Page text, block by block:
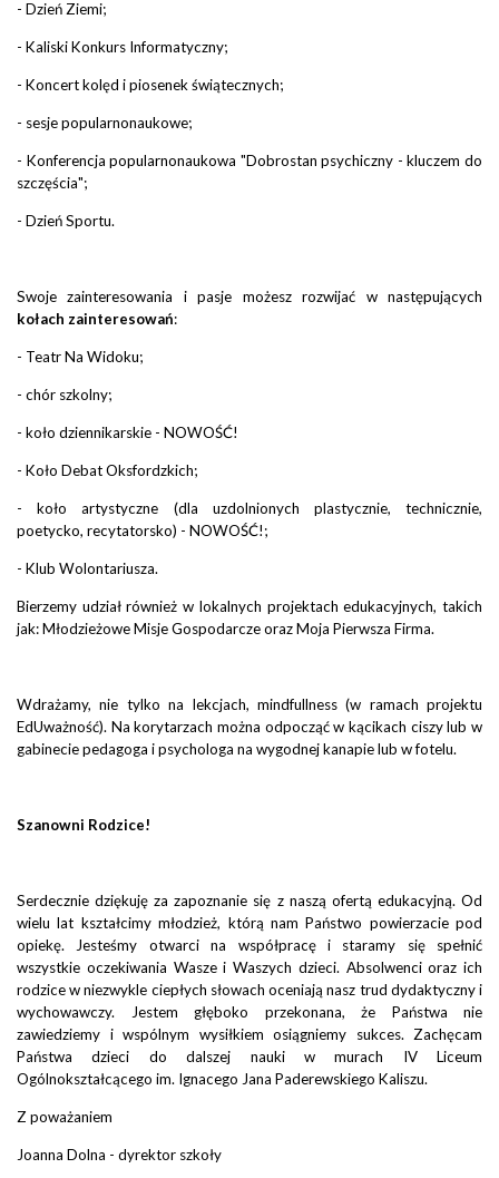
- Dzień Ziemi;
- Kaliski Konkurs Informatyczny;
- Koncert kolęd i piosenek świątecznych;
- sesje popularnonaukowe;
- Konferencja popularnonaukowa "Dobrostan psychiczny - kluczem do
szczęścia";
- Dzień Sportu.
Swoje zainteresowania i pasje możesz rozwijać w następujących
kołach zainteresowań:
- Teatr Na Widoku;
- chór szkolny;
- koło dziennikarskie - NOWOŚĆ!
- Koło Debat Oksfordzkich;
- koło artystyczne (dla uzdolnionych plastycznie, technicznie,
poetycko, recytatorsko) - NOWOŚĆ!;
- Klub Wolontariusza.
Bierzemy udział również w lokalnych projektach edukacyjnych, takich
jak: Młodzieżowe Misje Gospodarcze oraz Moja Pierwsza Firma.
Wdrażamy, nie tylko na lekcjach, mindfullness (w ramach projektu
EdUważność). Na korytarzach można odpocząć w kącikach ciszy lub w
gabinecie pedagoga i psychologa na wygodnej kanapie lub w fotelu.
Szanowni Rodzice!
Serdecznie dziękuję za zapoznanie się z naszą ofertą edukacyjną. Od
wielu lat kształcimy młodzież, którą nam Państwo powierzacie pod
opiekę. Jesteśmy otwarci na współpracę i staramy się spełnić
wszystkie oczekiwania Wasze i Waszych dzieci. Absolwenci oraz ich
rodzice w niezwykle ciepłych słowach oceniają nasz trud dydaktyczny i
wychowawczy. Jestem głęboko przekonana, że Państwa nie
zawiedziemy i wspólnym wysiłkiem osiągniemy sukces. Zachęcam
Państwa dzieci do dalszej nauki w murach IV Liceum
Ogólnokształcącego im. Ignacego Jana Paderewskiego Kaliszu.
Z poważaniem
Joanna Dolna - dyrektor szkoły